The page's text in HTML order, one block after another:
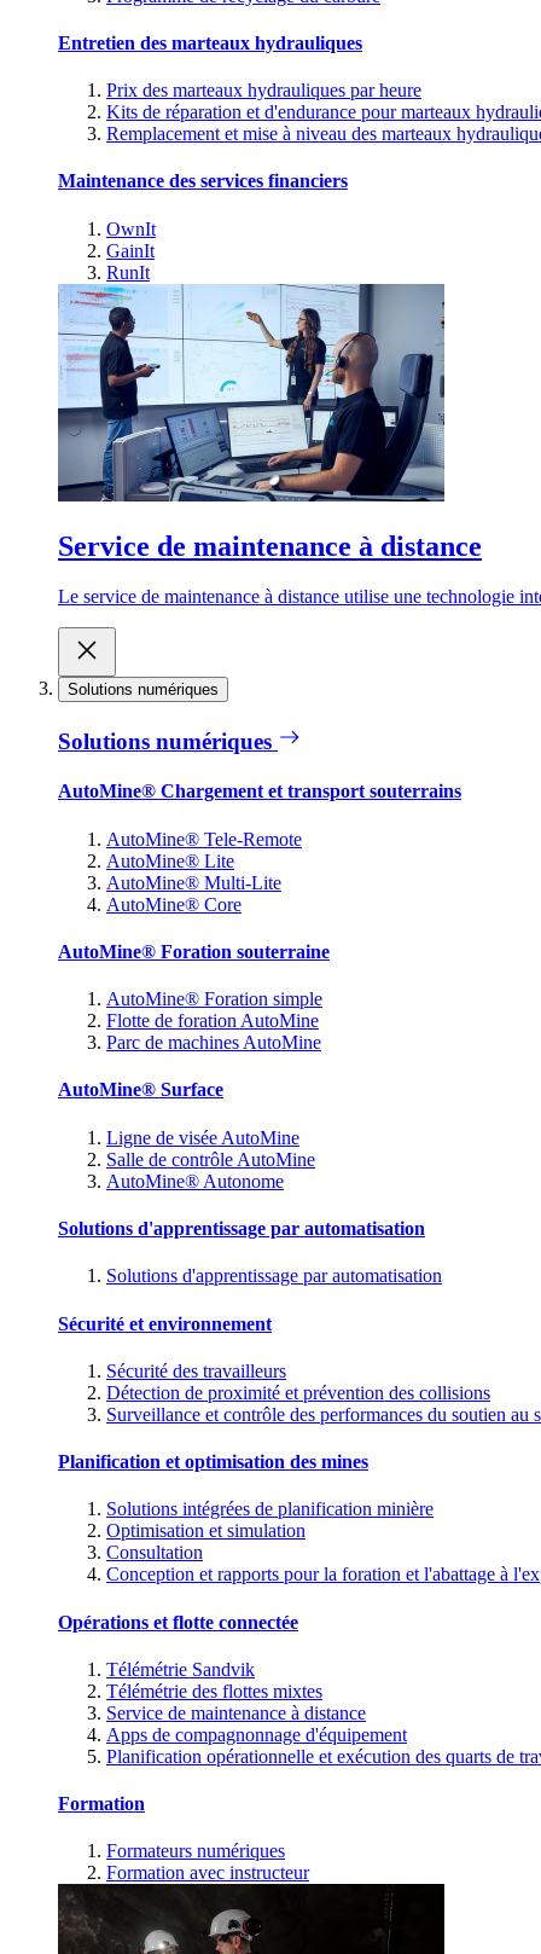
Entretien des marteaux hydrauliques
Prix des marteaux hydrauliques par heure
Kits de réparation et d'endurance pour marteaux
Remplacement et mise à niveau des marteaux
Maintenance des services financiers
OwnIt
GainIt
RunIt
Service de maintenance à distance
Le service de maintenance à distance utilise une technologie
Solutions numériques
Solutions numériques
AutoMine® Chargement et transport souterrains
AutoMine® Tele-Remote
AutoMine® Lite
AutoMine® Multi-Lite
AutoMine® Core
AutoMine® Foration souterraine
AutoMine® Foration simple
Flotte de foration AutoMine
Parc de machines AutoMine
AutoMine® Surface
Ligne de visée AutoMine
Salle de contrôle AutoMine
AutoMine® Autonome
Solutions d'apprentissage par automatisation
Solutions d'apprentissage par automatisation
Sécurité et environnement
Sécurité des travailleurs
Détection de proximité et prévention des collisions
Surveillance et contrôle des performances du soutien au
Planification et optimisation des mines
Solutions intégrées de planification minière
Optimisation et simulation
Consultation
Conception et rapports pour la foration et l'abattage à
Opérations et flotte connectée
Télémétrie Sandvik
Télémétrie des flottes mixtes
Service de maintenance à distance
Apps de compagnonnage d'équipement
Planification opérationnelle et exécution des quarts de
Formation
Formateurs numériques
Formation avec instructeur